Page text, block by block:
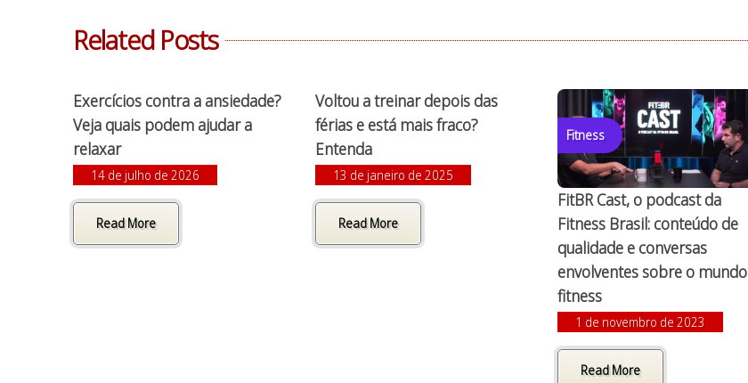
Related Posts
Exercícios contra a ansiedade?
Veja quais podem ajudar a
relaxar
14 de julho de 2026
Read More
Voltou a treinar depois das
férias e está mais fraco?
Entenda
13 de janeiro de 2025
Read More
Fitness
FitBR Cast, o podcast da
Fitness Brasil: conteúdo de
qualidade e conversas
envolventes sobre o mundo
fitness
1 de novembro de 2023
Read More